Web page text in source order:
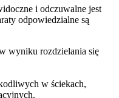
i odczuwalne jest
odpowiedzialne są
wyniku rozdzielania się
w ściekach,